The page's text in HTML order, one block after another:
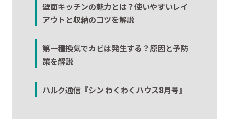
壁面キッチンの魅力とは？使いやすいレイ
アウトと収納のコツを解説
第一種換気でカビは発生する？原因と予防
策を解説
ハルク通信『シン わくわくハウス8月号』